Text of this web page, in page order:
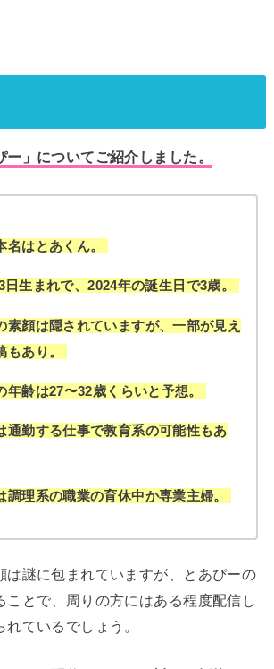
」についてご紹介しました。
名はとあくん。
日生まれで、2024年の誕生日で3歳。
素顔は隠されていますが、一部が見え
もあり。
年齢は27〜32歳くらいと予想。
通勤する仕事で教育系の可能性もあ
調理系の職業の育休中か専業主婦。
は謎に包まれていますが、とあぴーの
ことで、周りの方にはある程度配信し
ているでしょう。